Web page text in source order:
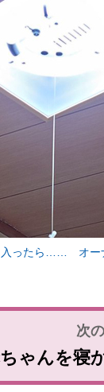
入ったら…… オー
ちゃんを